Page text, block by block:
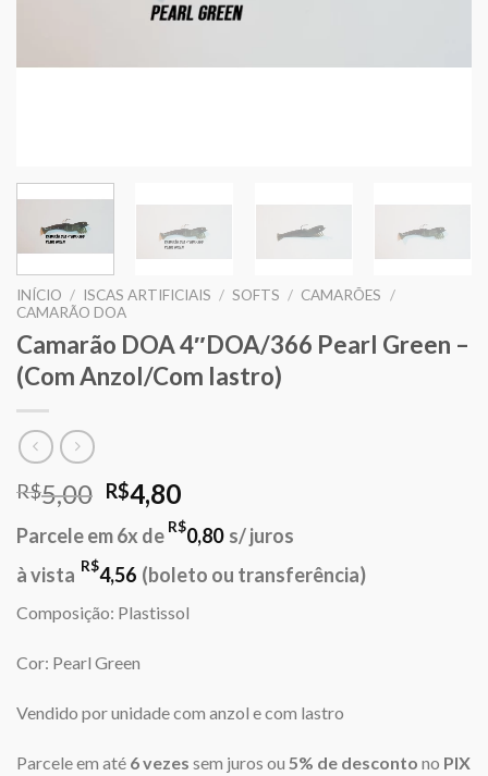
INÍCIO / ISCAS ARTIFICIAIS / SOFTS / CAMARÕES
/
CAMARÃO DOA
Camarão DOA 4″DOA/366 Pearl Green –
(Com Anzol/Com lastro)
R$5,00 O
preço
original
era:
R$4,80O
preço
atual
é:
Parcele em 6x de R$0,80 s/ juros
à vista R$4,56 (boleto ou transferência)
Composição: Plastissol
Cor: Pearl Green
Vendido por unidade com anzol e com lastro
Parcele em até 6 vezes sem juros ou 5% de desconto no PIX